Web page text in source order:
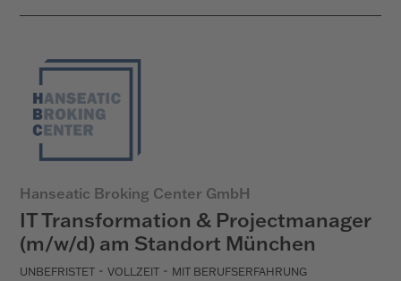
Hanseatic Broking Center GmbH
IT Transformation & Projectmanager
(m/w/d) am Standort München
UNBEFRISTET -VOLLZEIT - MIT BERUFSERFAHRUNG